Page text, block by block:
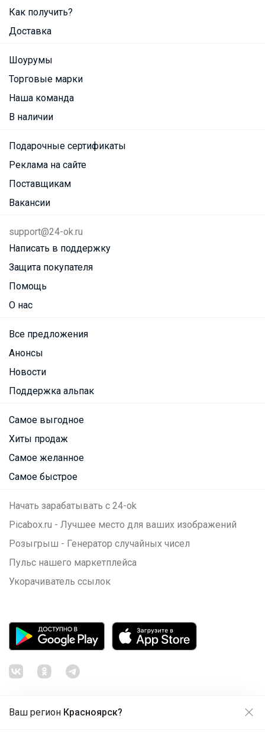
Ваш регион Красноярск?
Как получить?
Доставка
Шоурумы
Торговые марки
Наша команда
В наличии
Подарочные сертификаты
Реклама на сайте
Поставщикам
Вакансии
support@24-ok.ru
Написать в поддержку
Защита покупателя
Помощь
О нас
Все предложения
Анонсы
Новости
Поддержка альпак
Самое выгодное
Хиты продаж
Самое желанное
Самое быстрое
Начать зарабатывать с 24-ok
Picabox.ru - Лучшее место для ваших изображений
Розыгрыш - Генератор случайных чисел
Пульс нашего маркетплейса
Укорачиватель ссылок
Продолжая использовать этот сайт и нажимая кнопку